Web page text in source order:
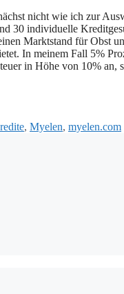
nicht wie ich zur
30 individuelle
Marktstand für Obst
In meinem Fall 5%
in Höhe von 10% an,
, Myelen, myelen.com